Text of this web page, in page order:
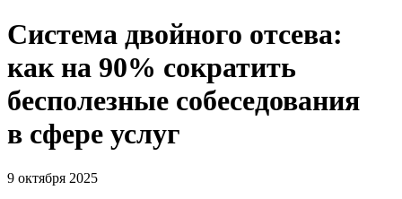
Система двойного отсева:
как на 90% сократить
бесполезные собеседования
в сфере услуг
9 октября 2025